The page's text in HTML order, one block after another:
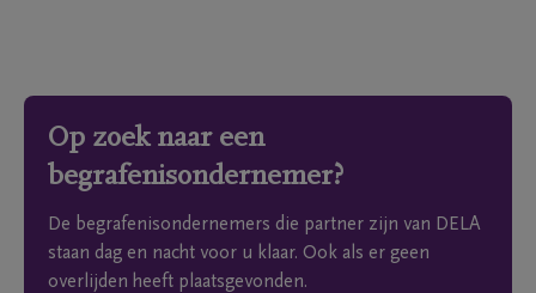
Op zoek naar een
begrafenisondernemer?
De begrafenisondernemers die partner zijn van DELA
staan dag en nacht voor u klaar. Ook als er geen
overlijden heeft plaatsgevonden.